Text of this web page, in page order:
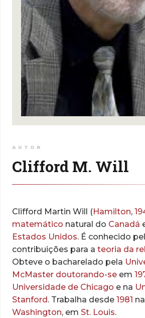
AUTOR
Clifford M. Will
Clifford Martin Will (Hamilton,
matemático natural do Canadá
Estados Unidos. É conhecido
contribuições para a teoria da
Obteve o bacharelado pela
McMaster doutorando-se em
Universidade de Chicago e na
Stanford . Trabalha desde 1981 na
Washington, em St. Louis.